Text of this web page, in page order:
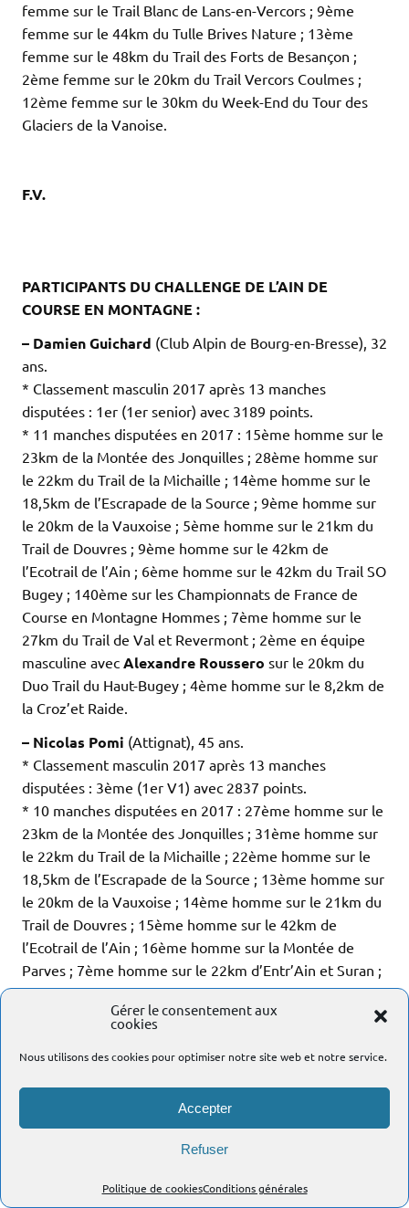
Gérer le consentement aux
cookies
Nous utilisons des cookies pour optimiser notre site web et notre service.
Accepter
Refuser
Politique de cookiesConditions générales
femme sur le Trail Blanc de Lans-en-Vercors ; 9ème
femme sur le 44km du Tulle Brives Nature ; 13ème
femme sur le 48km du Trail des Forts de Besançon ;
2ème femme sur le 20km du Trail Vercors Coulmes ;
12ème femme sur le 30km du Week-End du Tour des
Glaciers de la Vanoise.
F.V.
PARTICIPANTS DU CHALLENGE DE L’AIN DE
COURSE EN MONTAGNE :
– Damien Guichard (Club Alpin de Bourg-en-Bresse), 32
ans.
* Classement masculin 2017 après 13 manches
disputées : 1er (1er senior) avec 3189 points.
* 11 manches disputées en 2017 : 15ème homme sur le
23km de la Montée des Jonquilles ; 28ème homme sur
le 22km du Trail de la Michaille ; 14ème homme sur le
18,5km de l’Escrapade de la Source ; 9ème homme sur
le 20km de la Vauxoise ; 5ème homme sur le 21km du
Trail de Douvres ; 9ème homme sur le 42km de
l’Ecotrail de l’Ain ; 6ème homme sur le 42km du Trail SO
Bugey ; 140ème sur les Championnats de France de
Course en Montagne Hommes ; 7ème homme sur le
27km du Trail de Val et Revermont ; 2ème en équipe
masculine avec Alexandre Roussero sur le 20km du
Duo Trail du Haut-Bugey ; 4ème homme sur le 8,2km de
la Croz’et Raide.
– Nicolas Pomi (Attignat), 45 ans.
* Classement masculin 2017 après 13 manches
disputées : 3ème (1er V1) avec 2837 points.
* 10 manches disputées en 2017 : 27ème homme sur le
23km de la Montée des Jonquilles ; 31ème homme sur
le 22km du Trail de la Michaille ; 22ème homme sur le
18,5km de l’Escrapade de la Source ; 13ème homme sur
le 20km de la Vauxoise ; 14ème homme sur le 21km du
Trail de Douvres ; 15ème homme sur le 42km de
l’Ecotrail de l’Ain ; 16ème homme sur la Montée de
Parves ; 7ème homme sur le 22km d’Entr’Ain et Suran ;
13ème homme sur le 27km du Trail de Val et
Revermont ; 12ème homme sur le 8,2km de la Croz’et
disputées : 4ème (2ème V1) avec 2823 points.
* 10 manches disputées en 2017 : 28ème homme sur le
le 22km du Trail de la Michaille ; 25ème homme sur le